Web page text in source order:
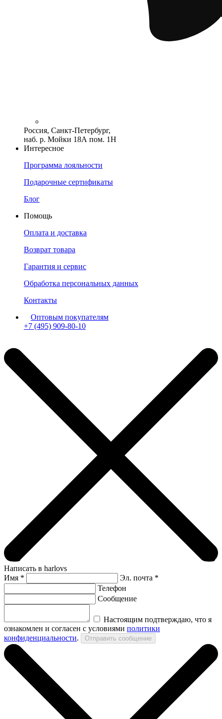
Россия, Санкт-Петербург,
наб. р. Мойки 18А пом. 1Н
Интересное
Программа лояльности
Подарочные сертификаты
Блог
Помощь
Оплата и доставка
Возврат товара
Гарантия и сервис
Обработка персональных данных
Контакты
Оптовым покупателям
+7 (495) 909-80-10
Написать в harlovs
Имя *
Эл. почта *
Телефон
Сообщение
Настоящим подтверждаю, что я
ознакомлен и согласен с условиями политики
конфиденциальности.